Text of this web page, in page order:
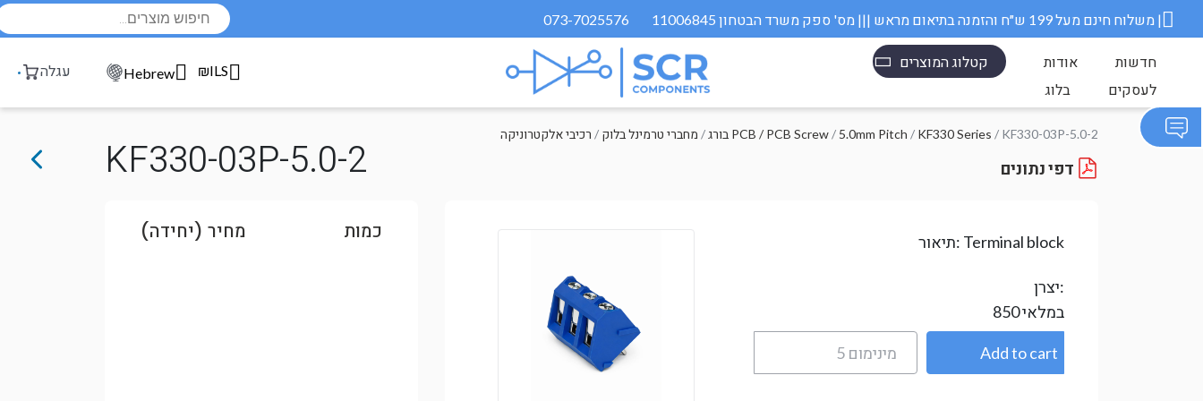
073-7025576 משלוח חינם מעל 199 ש״ח והזמנה בתיאום מראש ||| מס' ספק משרד הבטחון 11006845 |
קטלוג המוצרים אודות
חדשות
בלוג
לעסקים
עגלה Hebrew ₪ILS
רכיבי אלקטרוניקה / מחברי טרמינל בלוק / בורג PCB / PCB Screw/ 5.0mm Pitch / KF330 Series / KF330-03P-5.0-2
KF330-03P-5.0-2
תיאור: Terminal block
יצרן:
850במלאי
כמות מחיר (יחידה)